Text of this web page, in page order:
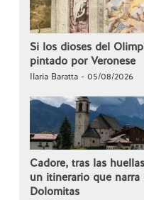
Si los dioses del
pintado por Veronese
Ilaria Baratta - 05/08/2026
Cadore, tras las
un itinerario que
Dolomitas